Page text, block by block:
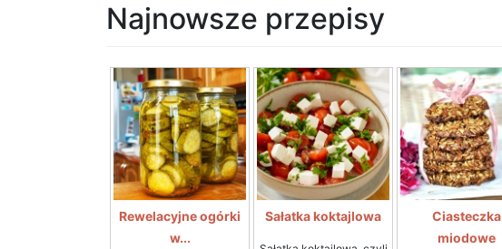
Najnowsze przepisy
Rewelacyjne ogórki
w...
Sałatka koktajlowa
Ciasteczka
miodowe